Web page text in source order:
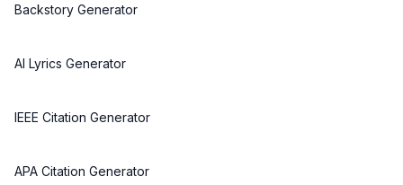
Backstory Generator
AI Lyrics Generator
IEEE Citation Generator
APA Citation Generator